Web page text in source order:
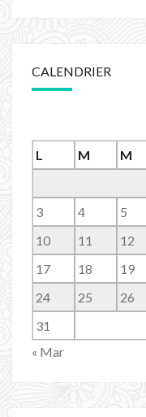
CALENDRIER
L M M
3
4 5
10
11 12
17
18 19
24
25 26
31
« Mar